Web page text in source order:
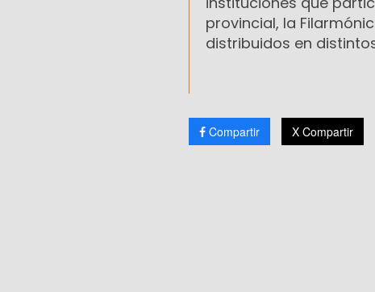
provincial, la
distribuidos en
Compartir X Compartir